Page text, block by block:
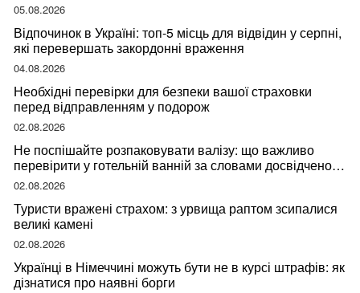
05.08.2026
Відпочинок в Україні: топ-5 місць для відвідин у серпні,
які перевершать закордонні враження
04.08.2026
Необхідні перевірки для безпеки вашої страховки
перед відправленням у подорож
02.08.2026
Не поспішайте розпаковувати валізу: що важливо
перевірити у готельній ванній за словами досвідченої
мандрівниці
02.08.2026
Туристи вражені страхом: з урвища раптом зсипалися
великі камені
02.08.2026
Українці в Німеччині можуть бути не в курсі штрафів: як
дізнатися про наявні борги